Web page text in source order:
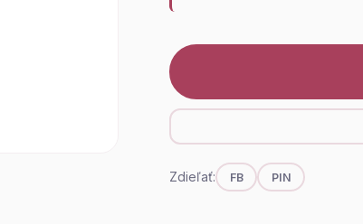
Zdieľať: FB PIN